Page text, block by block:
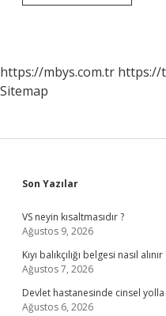
Birliği
https://mbys.com.tr https://
Sitemap
Sidebar
Son Yazılar
VS neyin kısaltmasıdır ?
Ağustos 9, 2026
Kıyı balıkçılığı belgesi nasıl alınır
Ağustos 7, 2026
Devlet hastanesinde cinsel yolla
Ağustos 6, 2026